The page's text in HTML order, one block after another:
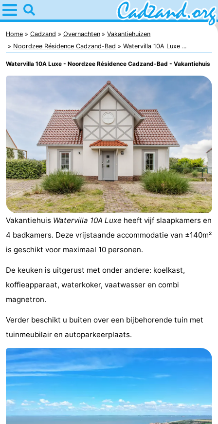
Home
Cadzand
Tips
Voor
Overnachten
Appartementen
Campings
Hotels
Vakantiehuizen
-
Bad
Meersee
-
Beach
Resort
Nieuwvliet-
Bad
-
De
Meulinge
-
EuroParcs
Cadzand
-
Hoogduin
-
Noordzee
Résidence
Cadzand-
Bad
-
Resort
Nieuwvliet-
Bad
-
Schoneveld
-
Strand
-
Home Cadzand Overnachten
Vakantiehuizen
Noordzee Résidence Cadzand-Bad
Watervilla 10A Luxe ...
Watervilla 10A Luxe - Noordzee Résidence Cadzand-Bad - Vakantiehuis
Vakantiehuis Watervilla 10A Luxe heeft vijf slaapkamers en
4 badkamers. Deze vrijstaande accommodatie van ±140m²
is geschikt voor maximaal 10 personen.
De keuken is uitgerust met onder andere: koelkast,
koffieapparaat, waterkoker, vaatwasser en combi
magnetron.
Verder beschikt u buiten over een bijbehorende tuin met
tuinmeubilair en autoparkeerplaats.